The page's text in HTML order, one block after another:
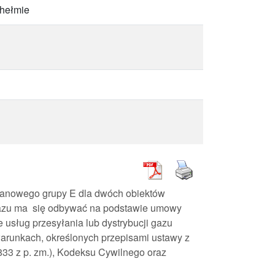
grupy E dla dwóch obiektów
ma się odbywać na podstawie umowy
przesyłania lub dystrybucji gazu
określonych przepisami ustawy z
z p. zm.), Kodeksu Cywilnego oraz